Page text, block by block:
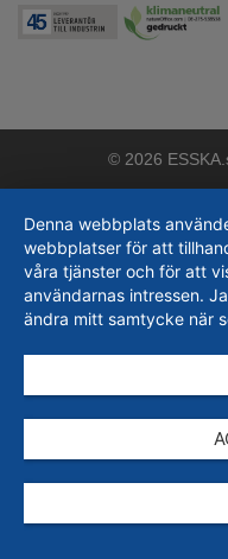
© 2026
Denna webbplats
webbplatser för att
våra tjänster och för att
användarnas intressen.
ändra mitt samtycke när